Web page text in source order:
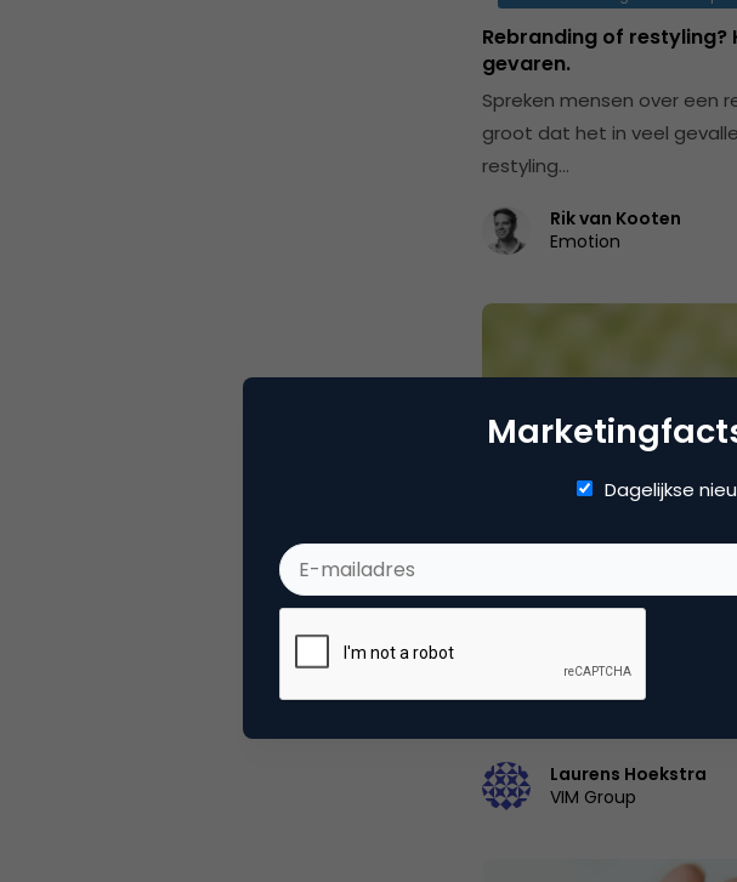
Rebranding of restyling?
gevaren.
Spreken mensen over een
groot dat het in veel
restyling…
Rik van Kooten
Emotion
8 redenen waarom
juist wél een goed idee is
Laurens Hoekstra
VIM Group
Dagelijkse